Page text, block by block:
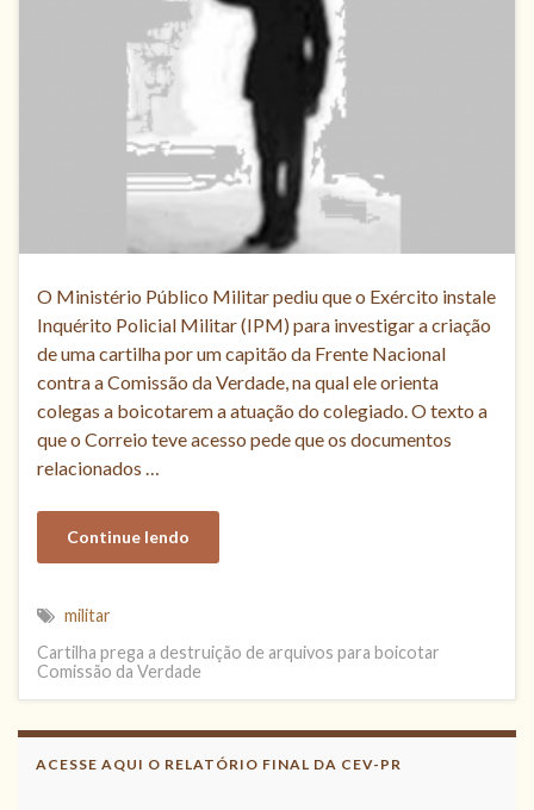
O Ministério Público Militar pediu que o Exército instale
Inquérito Policial Militar (IPM) para investigar a criação
de uma cartilha por um capitão da Frente Nacional
contra a Comissão da Verdade, na qual ele orienta
colegas a boicotarem a atuação do colegiado. O texto a
que o Correio teve acesso pede que os documentos
relacionados …
Continue lendo
militar
Cartilha prega a destruição de arquivos para boicotar
Comissão da Verdade
ACESSE AQUI O RELATÓRIO FINAL DA CEV-PR